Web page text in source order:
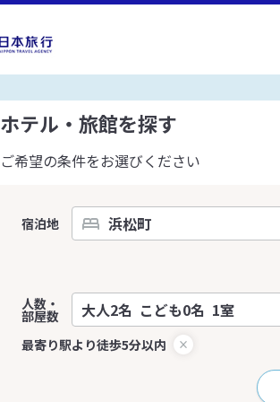
ホテル・旅館を探す
ご希望の条件をお選びください
宿泊地
人数・
部屋数
最寄り駅より徒歩5分以内